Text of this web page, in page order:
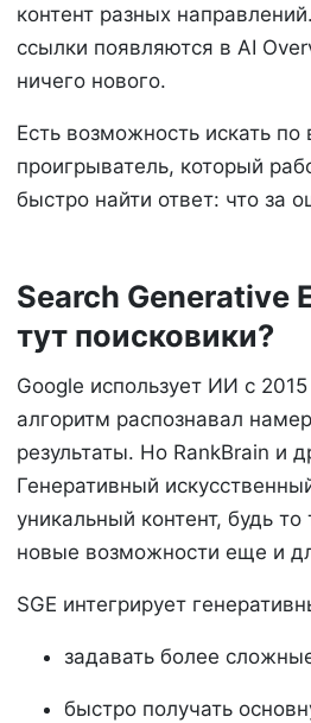
контент разных
ссылки появляются в AI
ничего нового.
Есть возможность искать
проигрыватель, который
быстро найти ответ: что за
Search Generative
тут поисковики?
Google использует ИИ с
алгоритм распознавал
результаты. Но RankBrain и
Генеративный
уникальный контент, будь
новые возможности еще и
SGE интегрирует
задавать более
быстро получать